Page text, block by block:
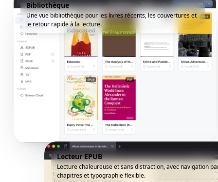
Bibliothèque
Une vue bibliothèque pour les livres récents, les couvertures et
le retour rapide à la lecture.
Lecteur EPUB
Lecture chaleureuse et sans distraction, avec navigation
chapitres et typographie flexible.